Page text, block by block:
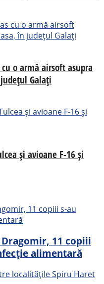
o armă airsoft asupra
Galați
și avioane F-16 și
Dragomir, 11 copiii
alimentară